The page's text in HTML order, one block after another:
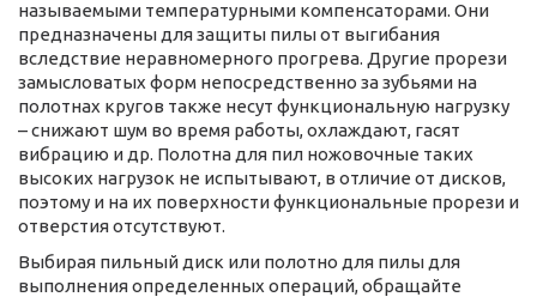
называемыми температурными компенсаторами. Они
предназначены для защиты пилы от выгибания
вследствие неравномерного прогрева. Другие прорези
замысловатых форм непосредственно за зубьями на
полотнах кругов также несут функциональную нагрузку
– снижают шум во время работы, охлаждают, гасят
вибрацию и др. Полотна для пил ножовочные таких
высоких нагрузок не испытывают, в отличие от дисков,
поэтому и на их поверхности функциональные прорези и
отверстия отсутствуют.
Выбирая пильный диск или полотно для пилы для
выполнения определенных операций, обращайте